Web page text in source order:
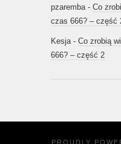
pzaremba- Co
czas 666? – część
Kesja- Co zrobią
666? – część 2
PROUDLY